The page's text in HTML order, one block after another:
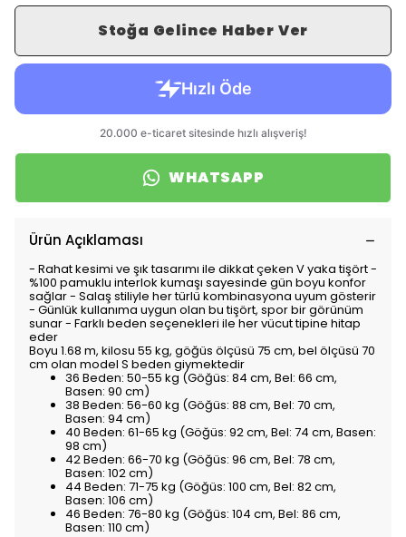
Stoğa Gelince Haber Ver
WHATSAPP
Ürün Açıklaması
- Rahat kesimi ve şık tasarımı ile dikkat çeken V yaka tişört -
%100 pamuklu interlok kumaşı sayesinde gün boyu konfor
sağlar - Salaş stiliyle her türlü kombinasyona uyum gösterir
- Günlük kullanıma uygun olan bu tişört, spor bir görünüm
sunar - Farklı beden seçenekleri ile her vücut tipine hitap
eder
Boyu 1.68 m, kilosu 55 kg, göğüs ölçüsü 75 cm, bel ölçüsü 70
cm olan model S beden giymektedir
36 Beden: 50-55 kg (Göğüs: 84 cm, Bel: 66 cm,
Basen: 90 cm)
38 Beden: 56-60 kg (Göğüs: 88 cm, Bel: 70 cm,
Basen: 94 cm)
40 Beden: 61-65 kg (Göğüs: 92 cm, Bel: 74 cm, Basen:
98 cm)
42 Beden: 66-70 kg (Göğüs: 96 cm, Bel: 78 cm,
Basen: 102 cm)
44 Beden: 71-75 kg (Göğüs: 100 cm, Bel: 82 cm,
Basen: 106 cm)
46 Beden: 76-80 kg (Göğüs: 104 cm, Bel: 86 cm,
Basen: 110 cm)